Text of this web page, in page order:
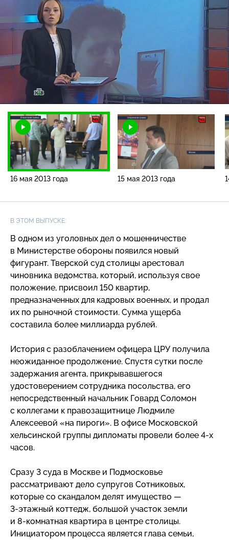
Загрузка
16 мая 2013 года 15 мая 2013 года
В ЭТОМ ВЫПУСКЕ:
В одном из уголовных дел о мошенничестве
в Министерстве обороны появился новый
фигурант. Тверской суд столицы арестовал
чиновника ведомства, который, используя свое
положение, присвоил 150 квартир,
предназначенных для кадровых военных, и продал
их по рыночной стоимости. Сумма ущерба
составила более миллиарда рублей.
История с разоблачением офицера ЦРУ получила
неожиданное продолжение. Спустя сутки после
задержания агента, прикрывавшегося
удостоверением сотрудника посольства, его
непосредственный начальник Говард Соломон
с коллегами к правозащитнице Людмиле
Алексеевой «на пироги». В офисе Московской
хельсинской группы дипломаты провели более 4-х
часов.
Сразу 3 суда в Москве и Подмосковье
рассматривают дело супругов Сотниковых,
которые со скандалом делят имущество —
3-этажный коттедж, большой участок земли
и 8-комнатная квартира в центре столицы.
Инициатором процесса является глава семьи,